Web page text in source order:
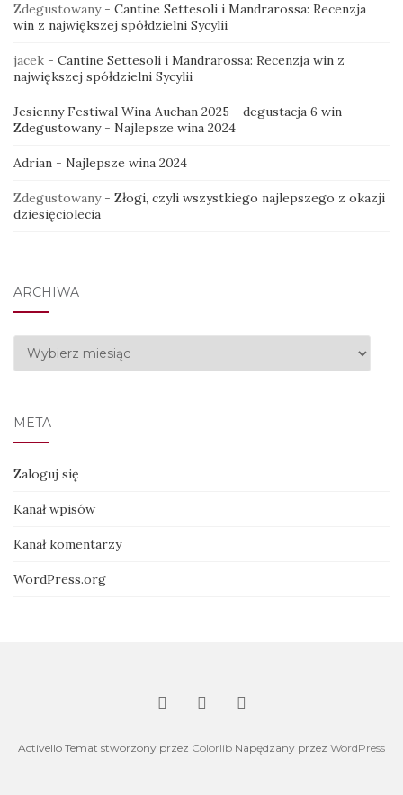
Zdegustowany- Cantine Settesoli i Mandrarossa: Recenzja
win z największej spółdzielni Sycylii
jacek - Cantine Settesoli i Mandrarossa: Recenzja win z
największej spółdzielni Sycylii
Jesienny Festiwal Wina Auchan 2025 - degustacja 6 win -
Zdegustowany- Najlepsze wina 2024
Adrian - Najlepsze wina 2024
Zdegustowany- Złogi, czyli wszystkiego najlepszego z okazji
dziesięciolecia
ARCHIWA
Archiwa
META
Zaloguj się
Kanał wpisów
Kanał komentarzy
WordPress.org
Activello Temat stworzony przez Colorlib Napędzany przez WordPress